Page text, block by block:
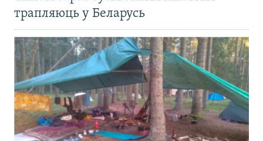
трапляюць у Беларусь